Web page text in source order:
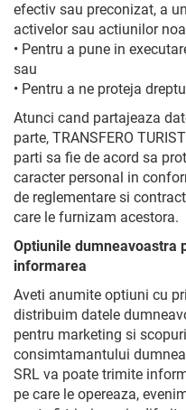
efectiv sau preconizat, a
activelor sau actiunilor
• Pentru a pune in
sau
• Pentru a ne proteja
Atunci cand partajeaza
parte, TRANSFERO
parti sa fie de acord sa
caracter personal in
de reglementare si
care le furnizam acestora.
Optiunile dumneavoastra
informarea
Aveti anumite optiuni cu
distribuim datele
pentru marketing si
consimtamantului
SRL va poate trimite
pe care le opereaza,